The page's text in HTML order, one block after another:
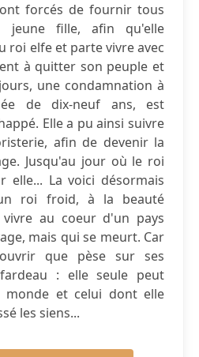
forcés de fournir tous
jeune fille, afin qu'elle
roi elfe et parte vivre avec
à quitter son peuple et
une condamnation à
de dix-neuf ans, est
Elle a pu ainsi suivre
afin de devenir la
Jusqu'au jour où le roi
elle... La voici désormais
roi froid, à la beauté
au coeur d'un pays
mais qui se meurt. Car
que pèse sur ses
: elle seule peut
et celui dont elle
les siens...